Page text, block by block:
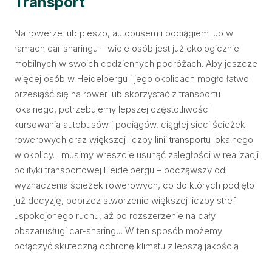
Na rowerze lub pieszo, autobusem i pociągiem lub w
ramach car sharingu – wiele osób jest już ekologicznie
mobilnych w swoich codziennych podróżach. Aby jeszcze
więcej osób w Heidelbergu i jego okolicach mogło łatwo
przesiąść się na rower lub skorzystać z transportu
lokalnego, potrzebujemy lepszej częstotliwości
kursowania autobusów i pociągów, ciągłej sieci ścieżek
rowerowych oraz większej liczby linii transportu lokalnego
w okolicy. I musimy wreszcie usunąć zaległości w realizacji
polityki transportowej Heidelbergu – począwszy od
wyznaczenia ścieżek rowerowych, co do których podjęto
już decyzję, poprzez stworzenie większej liczby stref
uspokojonego ruchu, aż po rozszerzenie na cały
obszarusługi car-sharingu. W ten sposób możemy
połączyć skuteczną ochronę klimatu z lepszą jakością